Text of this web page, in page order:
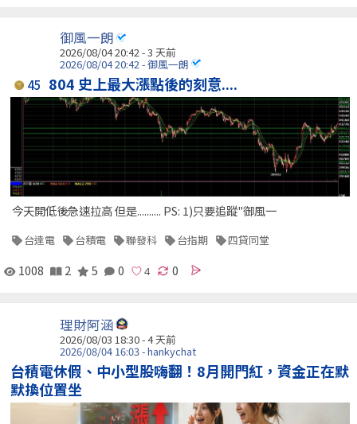
御風一朗
2026/08/04 20:42 - 3 天前
2026/08/04 20:42 - 御風一朗
45 804 史上最大漲點後的刻意....
今天開低後急速拉高 但是.......... PS: 1)只要追蹤"御風一
台達電 台積電 聯發科 台指期 四貸同堂
1008 2 5 0 0
理財阿涵
2026/08/03 18:30 - 4 天前
2026/08/04 16:03 - hankychat
台積電休假、中小型股嗨翻！8月開門紅，資金正在默
默換位置坐